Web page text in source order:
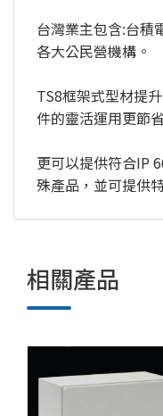
台灣業主包含:台積
各大公民營機構。
TS8框架式型材提
件的靈活運用更節
更可以提供符合IP
殊產品，並可提供
相關產品